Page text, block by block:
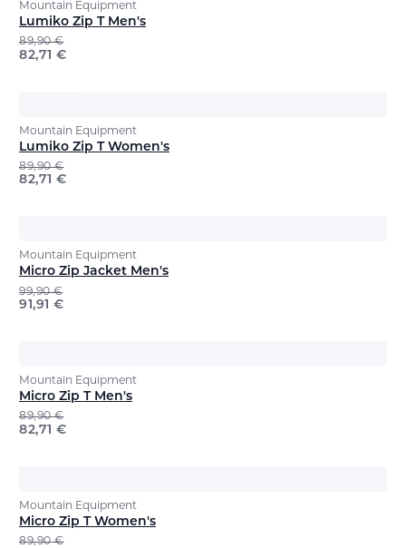
Mountain Equipment
Lumiko Zip T Men's
89,90€
82,71 €
Mountain Equipment
Lumiko Zip T Women's
89,90€
82,71 €
Mountain Equipment
Micro Zip Jacket Men's
99,90€
91,91 €
Mountain Equipment
Micro Zip T Men's
89,90€
82,71 €
Mountain Equipment
Micro Zip T Women's
89,90€